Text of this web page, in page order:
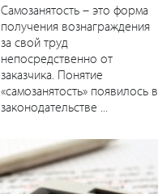
Самозанятость – это форма
получения вознаграждения
за свой труд
непосредственно от
заказчика. Понятие
«самозанятость» появилось в
законодательстве ...